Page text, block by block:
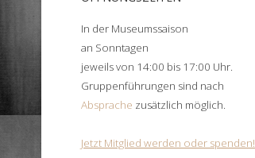
In der Museumssaison
an Sonntagen
jeweils von 14:00 bis 17:00 Uhr.
Gruppenführungen sind nach
Absprache zusätzlich möglich.
Jetzt Mitglied werden oder spenden!